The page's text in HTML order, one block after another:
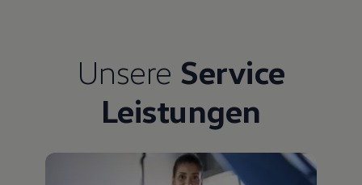
Unsere Service
Leistungen